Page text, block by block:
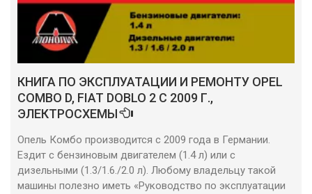
КНИГА ПО ЭКСПЛУАТАЦИИ И РЕМОНТУ OPEL
COMBO D, FIAT DOBLO 2 С 2009 Г.,
ЭЛЕКТРОСХЕМЫ
Опель Комбо производится с 2009 года в Германии.
Ездит с бензиновым двигателем (1.4 л) или с
дизельными (1.3/1.6./2.0 л). Любому владельцу такой
машины полезно иметь «Руководство по эксплуатации